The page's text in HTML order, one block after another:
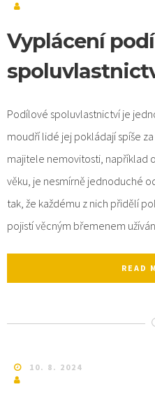
Vyplácení
Podílové spoluvlastnictví je
moudří lidé jej pokládají spíše
majitele nemovitosti, například
věku, je nesmírně jednoduché
tak, že každému z nich přidělí
pojistí věcným břemenem
READ
10. 8. 2024